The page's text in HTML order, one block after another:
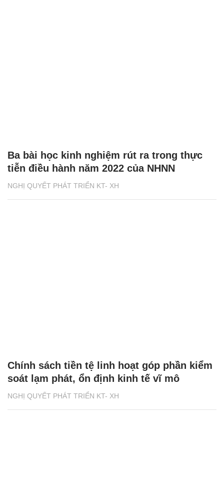
NGHỊ QUYẾT PHÁT TRIỂN KT- XH
Ba bài học kinh nghiệm rút ra trong thực
tiễn điều hành năm 2022 của NHNN
NGHỊ QUYẾT PHÁT TRIỂN KT- XH
Chính sách tiền tệ linh hoạt góp phần kiểm
soát lạm phát, ổn định kinh tế vĩ mô